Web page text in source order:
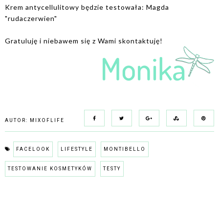
Krem antycellulitowy będzie testowała: Magda
"rudaczerwien"
Gratuluję i niebawem się z Wami skontaktuję!
AUTOR: MIXOFLIFE
FACELOOK LIFESTYLE MONTIBELLO
TESTOWANIE KOSMETYKÓW TESTY